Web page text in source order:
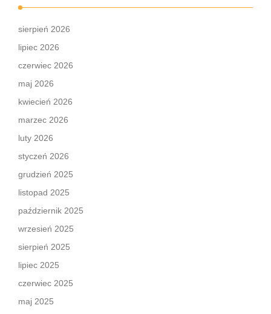
sierpień 2026
lipiec 2026
czerwiec 2026
maj 2026
kwiecień 2026
marzec 2026
luty 2026
styczeń 2026
grudzień 2025
listopad 2025
październik 2025
wrzesień 2025
sierpień 2025
lipiec 2025
czerwiec 2025
maj 2025